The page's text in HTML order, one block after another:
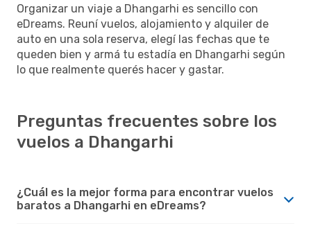
Organizar un viaje a Dhangarhi es sencillo con
eDreams. Reuní vuelos, alojamiento y alquiler de
auto en una sola reserva, elegí las fechas que te
queden bien y armá tu estadía en Dhangarhi según
lo que realmente querés hacer y gastar.
Preguntas frecuentes sobre los
vuelos a Dhangarhi
¿Cuál es la mejor forma para encontrar vuelos
baratos a Dhangarhi en eDreams?